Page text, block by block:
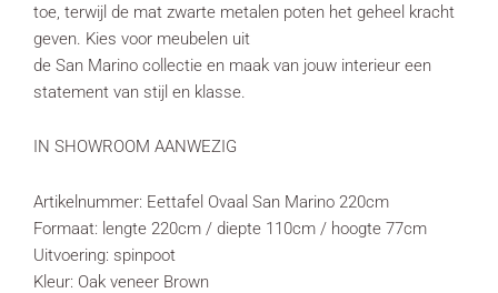
toe, terwijl de mat zwarte metalen poten het geheel kracht
geven. Kies voor meubelen uit
de San Marino collectie en maak van jouw interieur een
statement van stijl en klasse.
IN SHOWROOM AANWEZIG
Artikelnummer: Eettafel Ovaal San Marino 220cm
Formaat: lengte 220cm / diepte 110cm / hoogte 77cm
Uitvoering: spinpoot
Kleur: Oak veneer Brown